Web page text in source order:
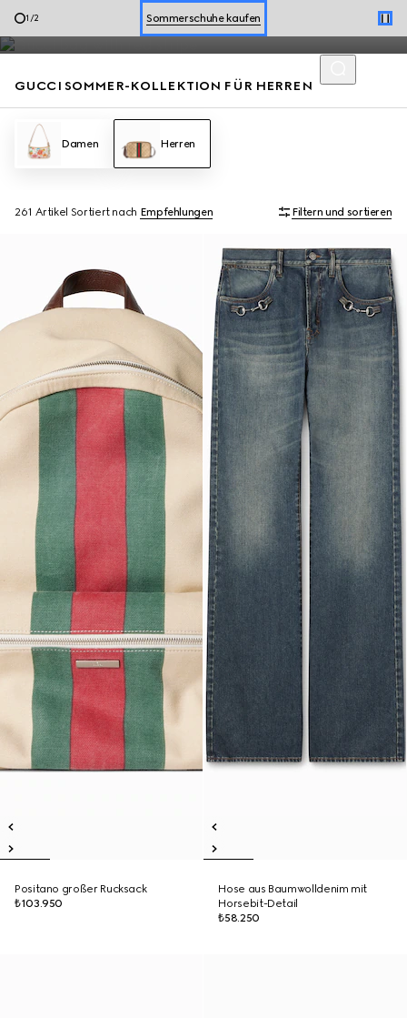
2 /2 Einen Termin vereinbaren
Sommerschuhe kaufen
Loafer für Herren und Sommertaschen mit den Codes des Hauses
stehen für einen stilvollen, mühelosen Look der Saison.
GUCCI SOMMER-KOLLEKTION FÜR HERREN
Damen Herren
261 Artikel Sortiert nach Empfehlungen Filtern und sortieren
Positano großer Rucksack
₺103.950
Hose aus Baumwolldenim mit
Horsebit-Detail
₺58.250